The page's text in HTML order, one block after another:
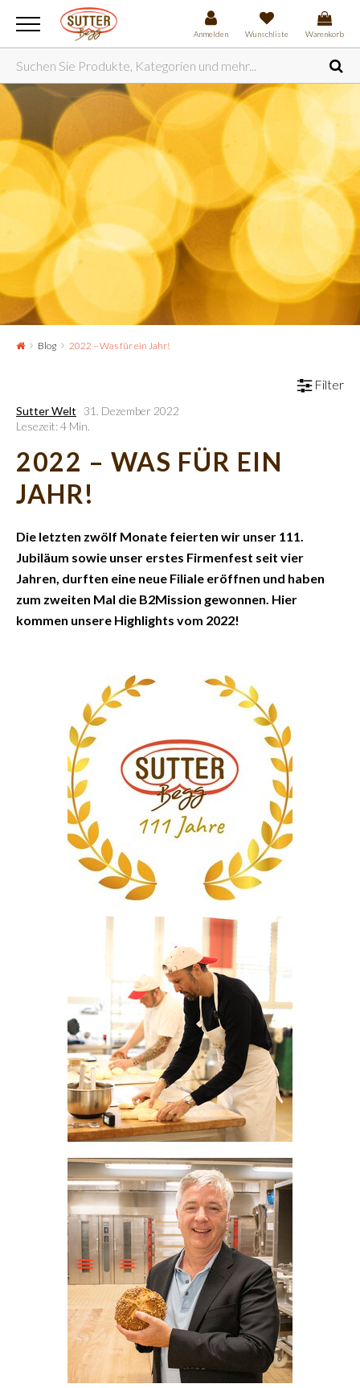
Anmelden Wunschliste Warenkorb
Blog 2022 – Was für ein Jahr!
Filter
Sutter Welt 31. Dezember 2022
Lesezeit: 4 Min.
2022 – WAS FÜR EIN
JAHR!
Die letzten zwölf Monate feierten wir unser 111.
Jubiläum sowie unser erstes Firmenfest seit vier
Jahren, durften eine neue Filiale eröffnen und haben
zum zweiten Mal die B2Mission gewonnen. Hier
kommen unsere Highlights vom 2022!